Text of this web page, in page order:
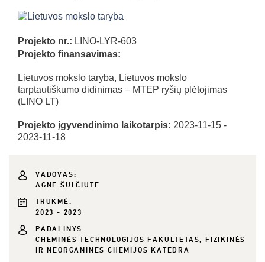
Projekto nr.: LINO-LYR-603
Projekto finansavimas:
Lietuvos mokslo taryba, Lietuvos mokslo
tarptautiškumo didinimas – MTEP ryšių plėtojimas
(LINO LT)
Projekto įgyvendinimo laikotarpis: 2023-11-15 -
2023-11-18
VADOVAS:
AGNĖ ŠULČIŪTĖ
TRUKMĖ:
2023 - 2023
PADALINYS:
CHEMINĖS TECHNOLOGIJOS FAKULTETAS, FIZIKINĖS
IR NEORGANINĖS CHEMIJOS KATEDRA